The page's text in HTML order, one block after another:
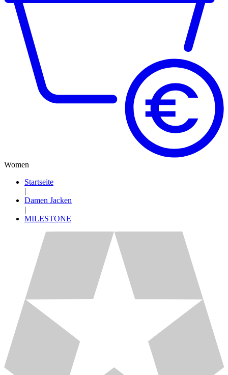
Women
Startseite
|
Damen Jacken
|
MILESTONE